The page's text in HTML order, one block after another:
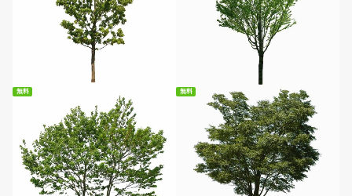
無料ダウンロード 無料ダウンロード
無料 無料